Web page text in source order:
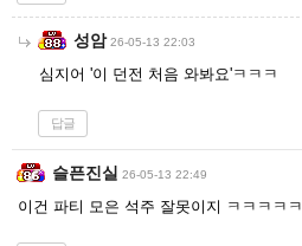
성암 26-05-13 22:03
심지어 '이 던전 처음 와봐요'ㅋㅋㅋ
답글
슬픈진실 26-05-13 22:49
이건 파티 모은 석주 잘못이지 ㅋㅋㅋㅋㅋ